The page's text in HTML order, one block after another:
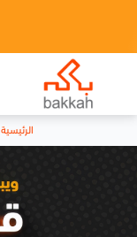
الرئيسية